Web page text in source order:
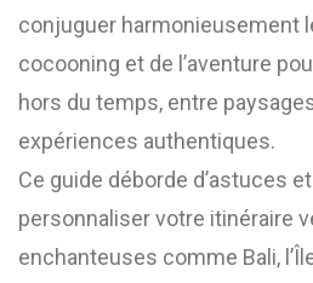
conjuguer harmonieusement
cocooning et de l’aventure
hors du temps, entre
expériences authentiques.
Ce guide déborde d’astuces
personnaliser votre itinéraire
enchanteuses comme Bali,